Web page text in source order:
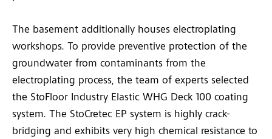
The basement additionally houses electroplating
workshops. To provide preventive protection of the
groundwater from contaminants from the
electroplating process, the team of experts selected
the StoFloor Industry Elastic WHG Deck 100 coating
system. The StoCretec EP system is highly crack-
bridging and exhibits very high chemical resistance to